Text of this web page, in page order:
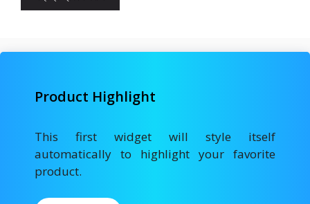
Product Highlight
This first widget will style itself
automatically to highlight your favorite
product.